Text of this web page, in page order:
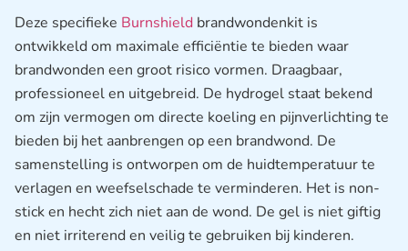
Deze specifieke Burnshield brandwondenkit is
ontwikkeld om maximale efficiëntie te bieden waar
brandwonden een groot risico vormen. Draagbaar,
professioneel en uitgebreid. De hydrogel staat bekend
om zijn vermogen om directe koeling en pijnverlichting te
bieden bij het aanbrengen op een brandwond. De
samenstelling is ontworpen om de huidtemperatuur te
verlagen en weefselschade te verminderen. Het is non-
stick en hecht zich niet aan de wond. De gel is niet giftig
en niet irriterend en veilig te gebruiken bij kinderen.